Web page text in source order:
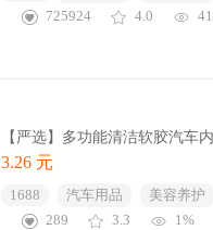
725924
4.0
【严选】多功能清洁软胶汽车
3.26 元
1688 汽车用品 美容养护
289
3.3 1%